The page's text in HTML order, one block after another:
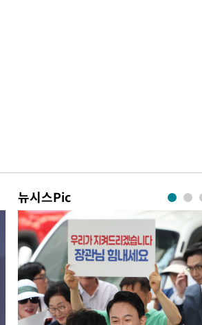
뉴시스Pic